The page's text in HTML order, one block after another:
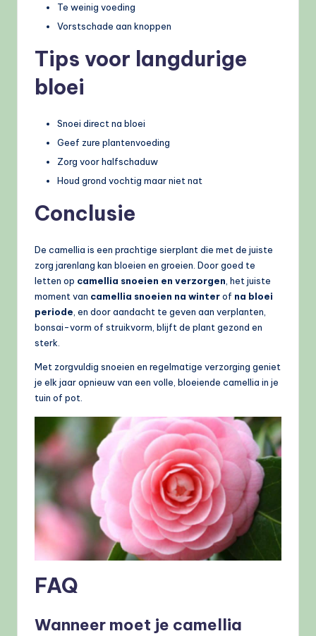
Te weinig voeding
Vorstschade aan knoppen
Tips voor langdurige
bloei
Snoei direct na bloei
Geef zure plantenvoeding
Zorg voor halfschaduw
Houd grond vochtig maar niet nat
Conclusie
De camellia is een prachtige sierplant die met de juiste
zorg jarenlang kan bloeien en groeien. Door goed te
letten op camellia snoeien en verzorgen , het juiste
moment van camellia snoeien na winterof na bloei
periode , en door aandacht te geven aan verplanten,
bonsai-vorm of struikvorm, blijft de plant gezond en
sterk.
Met zorgvuldig snoeien en regelmatige verzorging geniet
je elk jaar opnieuw van een volle, bloeiende camellia in je
tuin of pot.
FAQ
Wanneer moet je camellia